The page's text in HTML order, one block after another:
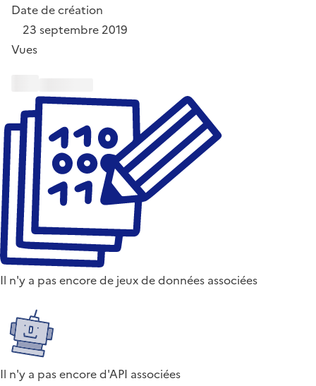
Date de création
23 septembre 2019
Vues
Il n'y a pas encore de jeux de données associées
Il n'y a pas encore d'API associées